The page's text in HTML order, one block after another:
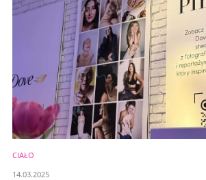
CIAŁO
14.03.2025